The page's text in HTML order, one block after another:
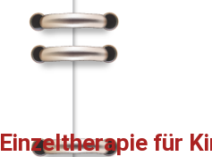
Einzeltherapie für